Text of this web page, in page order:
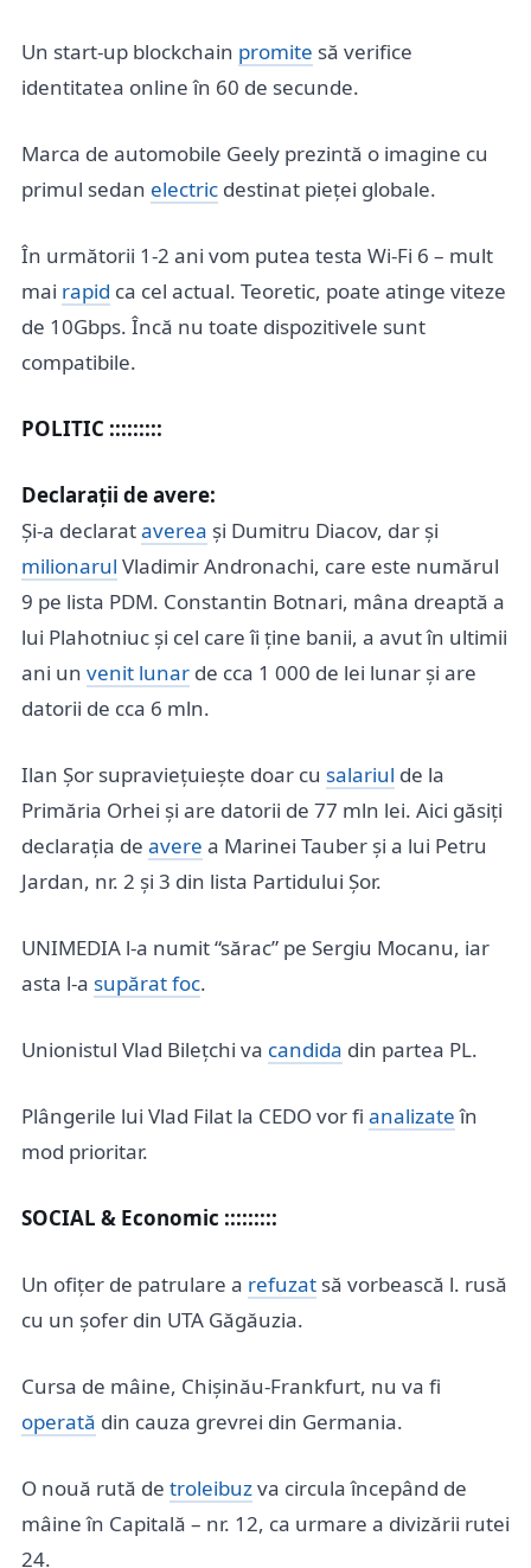
Un start-up blockchain promite să verifice
identitatea online în 60 de secunde.
Marca de automobile Geely prezintă o imagine cu
primul sedan electric destinat pieței globale.
În următorii 1-2 ani vom putea testa Wi-Fi 6 – mult
mai rapid ca cel actual. Teoretic, poate atinge viteze
de 10Gbps. Încă nu toate dispozitivele sunt
compatibile.
POLITIC :::::::::
Declarații de avere:
Și-a declarataverea și Dumitru Diacov, dar și
milionarul Vladimir Andronachi, care este numărul
9 pe lista PDM. Constantin Botnari, mâna dreaptă a
lui Plahotniuc și cel care îi ține banii, a avut în ultimii
ani un venit lunar de cca 1 000 de lei lunar și are
datorii de cca 6 mln.
Ilan Șor supraviețuiește doar cu salariul de la
Primăria Orhei și are datorii de 77 mln lei. Aici găsiți
declarația de avere a Marinei Tauber și a lui Petru
Jardan, nr. 2 și 3 din lista Partidului Șor.
UNIMEDIA l-a numit “sărac” pe Sergiu Mocanu, iar
asta l-a supărat foc.
Unionistul Vlad Bilețchi va candida din partea PL.
Plângerile lui Vlad Filat la CEDO vor fi analizateîn
mod prioritar.
SOCIAL & Economic :::::::::
Un ofițer de patrulare a refuzat să vorbească l. rusă
cu un șofer din UTA Găgăuzia.
Cursa de mâine, Chișinău-Frankfurt, nu va fi
operată din cauza grevrei din Germania.
O nouă rută de troleibuzva circula începând de
mâine în Capitală – nr. 12, ca urmare a divizării rutei
24.